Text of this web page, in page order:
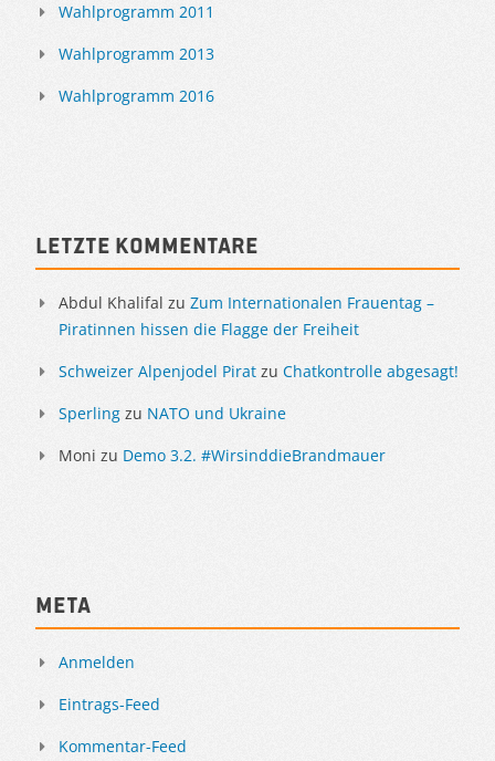
Wahlprogramm 2011
Wahlprogramm 2013
Wahlprogramm 2016
Letzte Kommentare
Abdul Khalifal zu Zum Internationalen Frauentag –
Piratinnen hissen die Flagge der Freiheit
Schweizer Alpenjodel Pirat zu Chatkontrolle abgesagt!
Sperling zu NATO und Ukraine
Moni zu Demo 3.2. #WirsinddieBrandmauer
Meta
Anmelden
Eintrags-Feed
Kommentar-Feed